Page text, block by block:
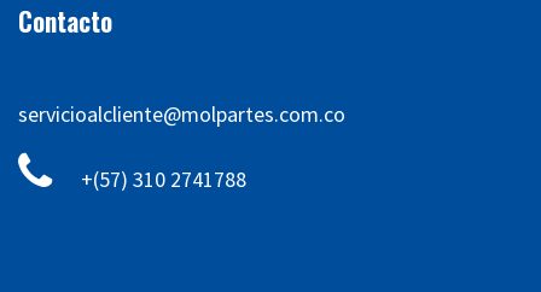
Contacto
servicioalcliente@molpartes.com.co
+(57) 310 2741788